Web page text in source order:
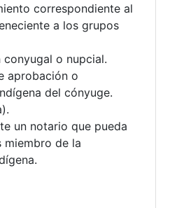
correspondiente al
a los grupos
o nupcial.
aprobación o
del cónyuge.
un notario que pueda
miembro de la